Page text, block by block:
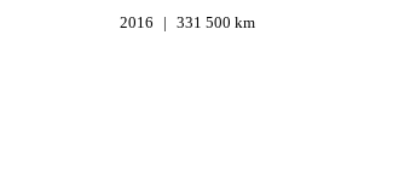
2016 331 500 km